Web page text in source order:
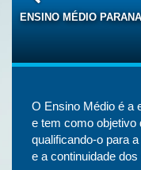
ENSINO MÉDIO
O Ensino Médio é a
e tem como objetivo
qualificando-o para
e a continuidade dos